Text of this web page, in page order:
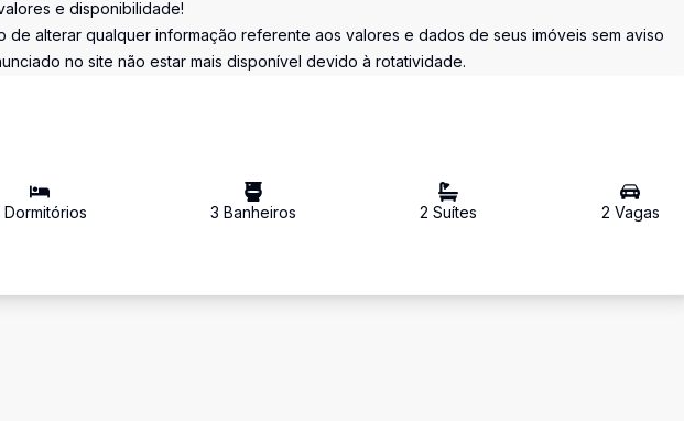
e disponibilidade!
de alterar qualquer informação referente aos valores e dados de seus imóveis sem aviso
no site não estar mais disponível devido à rotatividade.
Dormitórios 3 Banheiros 2 Suítes 2 Vagas